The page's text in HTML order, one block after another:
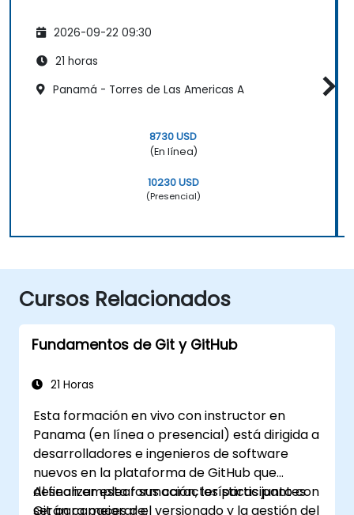
2026-09-22 09:30
21 horas
Panamá - Torres de Las Americas A
8730 USD
(En línea)
10230 USD
(Presencial)
Cursos Relacionados
Fundamentos de Git y GitHub
21 Horas
Esta formación en vivo con instructor en
Panama (en línea o presencial) está dirigida a
desarrolladores e ingenieros de software
nuevos en la plataforma de GitHub que
desean emplear sus características junto con
Git para mejorar el versionado y la gestión del
Al finalizar esta formación, los participantes
serán capaces de: